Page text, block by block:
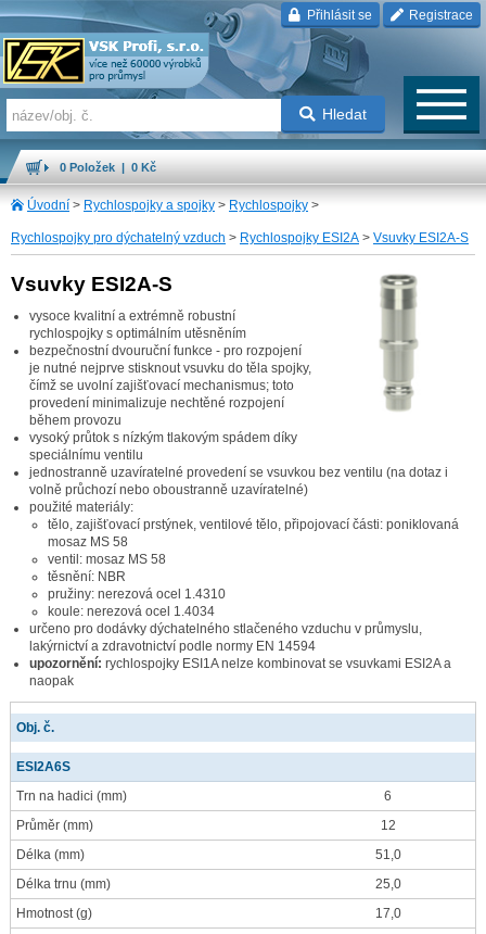
Přihlásit se Registrace
Hledat
0 Položek | 0 Kč
Úvodní > Rychlospojky a spojky > Rychlospojky >
Rychlospojky pro dýchatelný vzduch > Rychlospojky ESI2A > Vsuvky ESI2A-S
Vsuvky ESI2A-S
vysoce kvalitní a extrémně robustní
rychlospojky s optimálním utěsněním
bezpečnostní dvouruční funkce - pro rozpojení
je nutné nejprve stisknout vsuvku do těla spojky,
čímž se uvolní zajišťovací mechanismus; toto
provedení minimalizuje nechtěné rozpojení
během provozu
vysoký průtok s nízkým tlakovým spádem díky
speciálnímu ventilu
jednostranně uzavíratelné provedení se vsuvkou bez ventilu (na dotaz i
volně průchozí nebo oboustranně uzavíratelné)
použité materiály:
tělo, zajišťovací prstýnek, ventilové tělo, připojovací části: poniklovaná
mosaz MS 58
ventil: mosaz MS 58
těsnění: NBR
pružiny: nerezová ocel 1.4310
koule: nerezová ocel 1.4034
určeno pro dodávky dýchatelného stlačeného vzduchu v průmyslu,
lakýrnictví a zdravotnictví podle normy EN 14594
upozornění: rychlospojky ESI1A nelze kombinovat se vsuvkami ESI2A a
naopak
Obj. č.
ESI2A6S
Trn na hadici (mm)
6
Průměr (mm)
12
Délka (mm)
51,0
Délka trnu (mm)
25,0
Hmotnost(g)
17,0